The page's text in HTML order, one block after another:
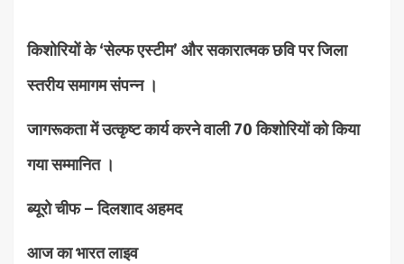
किशोरियों के ‘सेल्फ एस्टीम’ और सकारात्मक छवि पर जिला
स्तरीय समागम संपन्न ।
जागरूकता में उत्कृष्ट कार्य करने वाली 70 किशोरियों को किया
गया सम्मानित ।
ब्यूरो चीफ – दिलशाद अहमद
आज का भारत लाइव